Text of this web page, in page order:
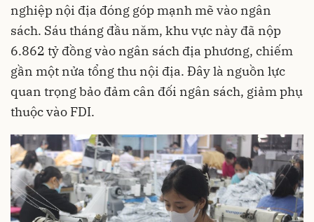
nghiệp nội địa đóng góp mạnh mẽ vào ngân
sách. Sáu tháng đầu năm, khu vực này đã nộp
6.862 tỷ đồng vào ngân sách địa phương, chiếm
gần một nửa tổng thu nội địa. Đây là nguồn lực
quan trọng bảo đảm cân đối ngân sách, giảm phụ
thuộc vào FDI.